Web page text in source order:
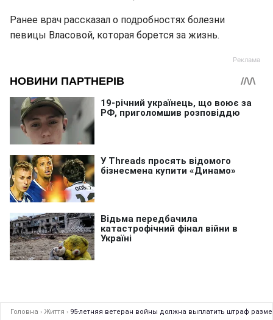
Ранее врач рассказал о подробностях болезни
певицы Власовой, которая борется за жизнь.
Головна › Життя › 95-летняя ветеран войны должна выплатить штраф